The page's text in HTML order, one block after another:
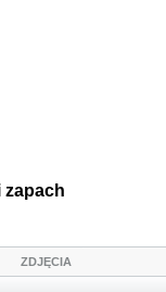
zapach
ZDJĘCIA